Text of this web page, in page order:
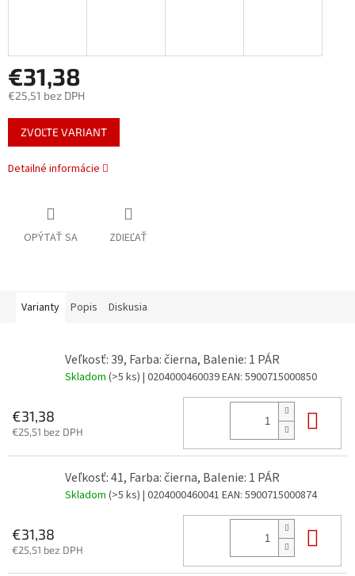
€31,38
€25,51 bez DPH
Jednotková
cena:
ZVOĽTE VARIANT
Detailné informácie
OPÝTAŤ SA ZDIEĽAŤ
Varianty Popis Diskusia
Veľkosť: 39, Farba: čierna, Balenie: 1 PÁR
Skladom (>5 ks) | 0204000460039EAN: 5900715000850
€31,38
€25,51 bez DPH
Veľkosť: 41, Farba: čierna, Balenie: 1 PÁR
Skladom (>5 ks) | 0204000460041 EAN: 5900715000874
€31,38
€25,51 bez DPH